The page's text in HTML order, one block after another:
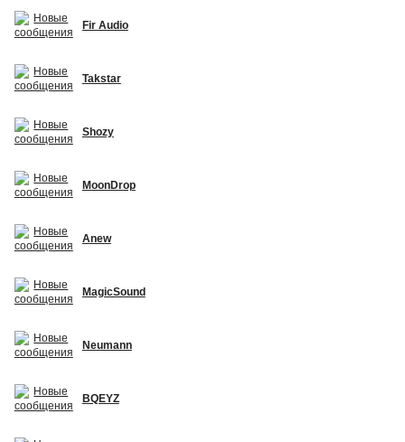
Fir Audio
Takstar
Shozy
MoonDrop
Anew
MagicSound
Neumann
BQEYZ